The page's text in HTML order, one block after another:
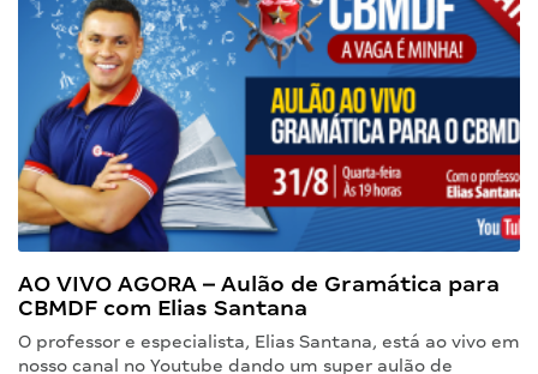
AO VIVO AGORA – Aulão de Gramática para
CBMDF com Elias Santana
O professor e especialista, Elias Santana, está ao vivo em
nosso canal no Youtube dando um super aulão de